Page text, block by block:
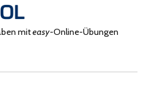
miteasy-Online-Übungen